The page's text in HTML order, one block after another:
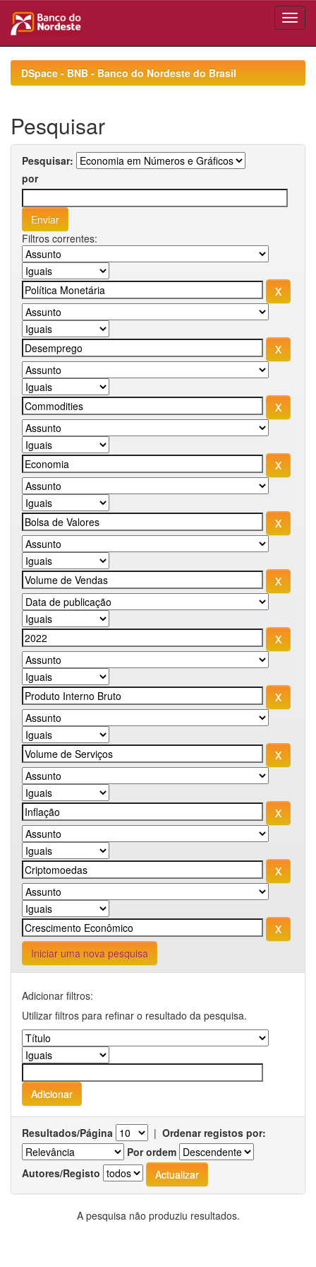
navigationDSpace - BNB - Banco do Nordeste do Brasil
Pesquisar
Pesquisar:
por
Filtros correntes:
Iniciar uma nova pesquisa
Adicionar filtros:
Utilizar filtros para refinar o resultado da pesquisa.
Resultados/Página | Ordenar registos por:
Por ordem
Autores/Registo
A pesquisa não produziu resultados.